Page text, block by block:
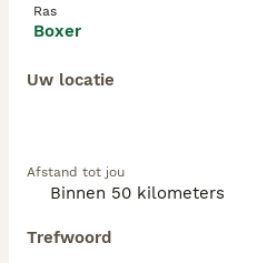
Ras
Boxer
Uw locatie
Afstand tot jou
Trefwoord